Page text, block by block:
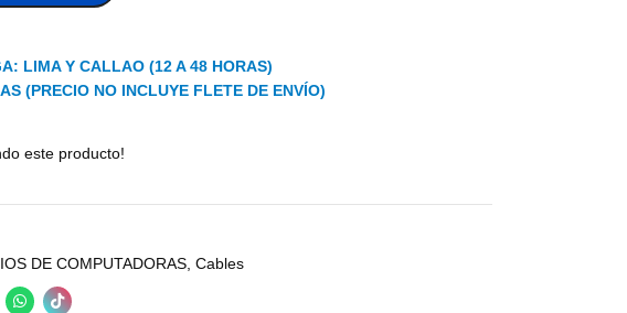
LIMA Y CALLAO (12 A 48 HORAS)
(PRECIO NO INCLUYE FLETE DE ENVÍO)
este producto!
DE COMPUTADORAS, Cables